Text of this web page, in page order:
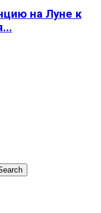
на Луне к